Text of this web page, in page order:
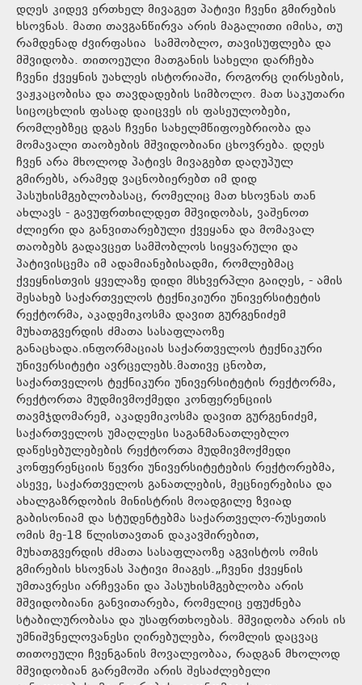
დღეს კიდევ ერთხელ მივაგეთ პატივი ჩვენი გმირების
ხსოვნას. მათი თავგანწირვა არის მაგალითი იმისა, თუ
რამდენად ძვირფასია სამშობლო, თავისუფლება და
მშვიდობა. თითოეული მათგანის სახელი დარჩება
ჩვენი ქვეყნის უახლეს ისტორიაში, როგორც ღირსების,
ვაჟკაცობისა და თავდადების სიმბოლო. მათ საკუთარი
სიცოცხლის ფასად დაიცვეს ის ფასეულობები,
რომლებზეც დგას ჩვენი სახელმწიფოებრიობა და
მომავალი თაობების მშვიდობიანი ცხოვრება. დღეს
ჩვენ არა მხოლოდ პატივს მივაგებთ დაღუპულ
გმირებს, არამედ ვაცნობიერებთ იმ დიდ
პასუხისმგებლობასაც, რომელიც მათ ხსოვნას თან
ახლავს - გავუფრთხილდეთ მშვიდობას, ვაშენოთ
ძლიერი და განვითარებული ქვეყანა და მომავალ
თაობებს გადავცეთ სამშობლოს სიყვარული და
პატივისცემა იმ ადამიანებისადმი, რომლებმაც
ქვეყნისთვის ყველაზე დიდი მსხვერპლი გაიღეს, - ამის
შესახებ საქართველოს ტექნიკიური უნივერსიტეტის
რექტორმა, აკადემიკოსმა დავით გურგენიძემ
მუხათგვერდის ძმათა სასაფლაოზე
განაცხადა.ინფორმაციას საქართველოს ტექნიკური
უნივერსიტეტი ავრცელებს.მათივე ცნობთ,
საქართველოს ტექნიკური უნივერსიტეტის რექტორმა,
რექტორთა მუდმივმოქმედი კონფერენციის
თავმჯდომარემ, აკადემიკოსმა დავით გურგენიძემ,
საქართველოს უმაღლესი საგანმანათლებლო
დაწესებულებების რექტორთა მუდმივმოქმედი
კონფერენციის წევრი უნივერსიტეტების რექტორებმა,
ასევე, საქართველოს განათლების, მეცნიერებისა და
ახალგაზრდობის მინისტრის მოადგილე ზვიად
გაბისონიამ და სტუდენტებმა საქართველო-რუსეთის
ომის მე-18 წლისთავთან დაკავშირებით,
მუხათგვერდის ძმათა სასაფლაოზე აგვისტოს ომის
გმირების ხსოვნას პატივი მიაგეს.„ჩვენი ქვეყნის
უმთავრესი არჩევანი და პასუხისმგებლობა არის
მშვიდობიანი განვითარება, რომელიც ეფუძნება
სტაბილურობასა და უსაფრთხოებას. მშვიდობა არის ის
უმნიშვნელოვანესი ღირებულება, რომლის დაცვაც
თითოეული ჩვენგანის მოვალეობაა, რადგან მხოლოდ
მშვიდობიან გარემოში არის შესაძლებელი